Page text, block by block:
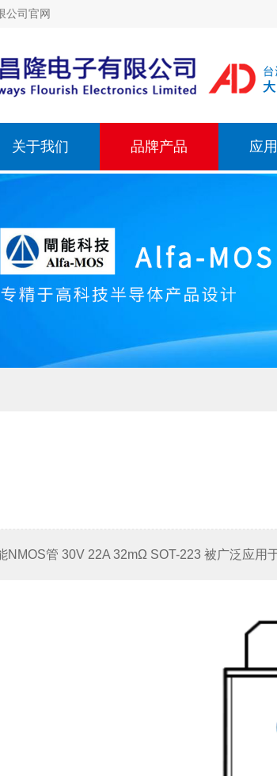
公司官网
关于我们 品牌产品 应
NMOS管 30V 22A 32mΩ SOT-223 被广泛应用